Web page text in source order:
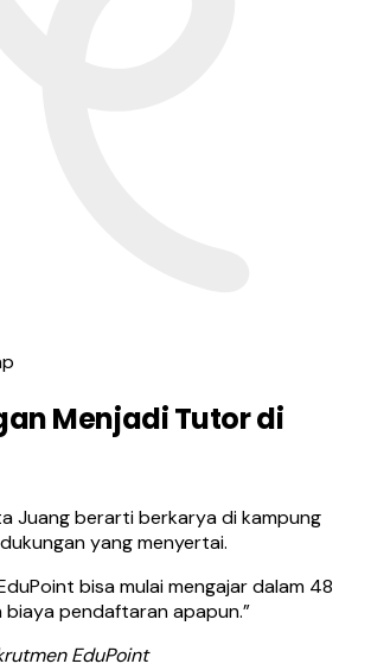
Menjadi Tutor di
Juang berarti berkarya di kampung
yang menyertai.
bisa mulai mengajar dalam 48
biaya pendaftaran apapun.”
EduPoint